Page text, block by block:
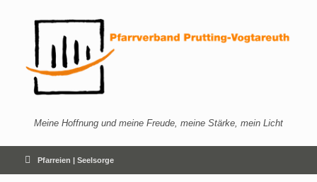
Meine Hoffnung und meine Freude, meine Stärke, mein Licht
Pfarreien | Seelsorge